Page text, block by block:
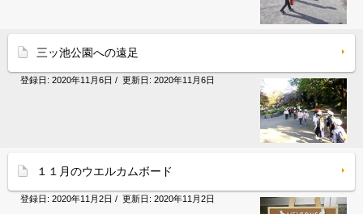
三ッ池公園への遠足
登録日: 2020年11月6日 / 更新日: 2020年11月6日
１１月のウエルカムボード
登録日: 2020年11月2日 / 更新日: 2020年11月2日